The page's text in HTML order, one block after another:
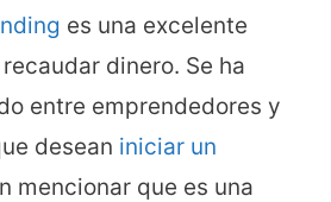
es una excelente
dinero. Se ha
entre emprendedores y
desean iniciar un
mencionar que es una